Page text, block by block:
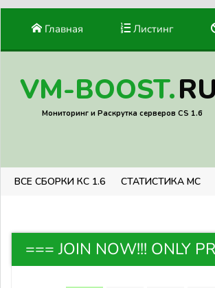
Главная Листинг
VM-BOOST.RU
Мониторинг и Раскрутка серверов CS 1.6
ВСЕ СБОРКИ КС 1.6 СТАТИСТИКА МС
=== JOIN NOW!!! ONLY